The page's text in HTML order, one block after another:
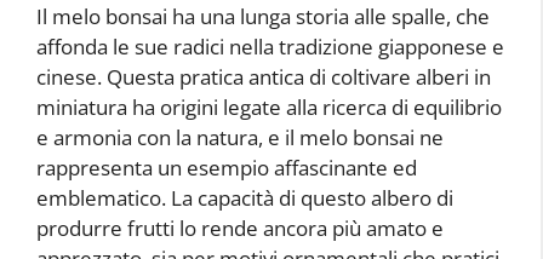
Il melo bonsai ha una lunga storia alle spalle, che
affonda le sue radici nella tradizione giapponese e
cinese. Questa pratica antica di coltivare alberi in
miniatura ha origini legate alla ricerca di equilibrio
e armonia con la natura, e il melo bonsai ne
rappresenta un esempio affascinante ed
emblematico. La capacità di questo albero di
produrre frutti lo rende ancora più amato e